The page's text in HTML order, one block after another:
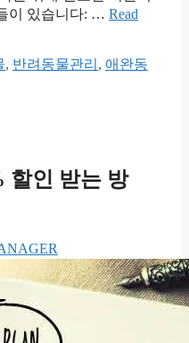
이 있습니다: … Read
, 반려동물관리 , 애완동
할인 받는 방